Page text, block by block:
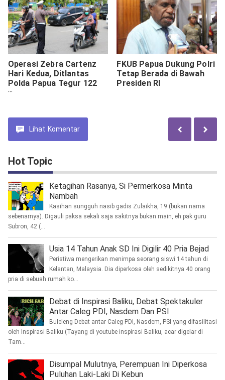
Operasi Zebra Cartenz
Hari Kedua, Ditlantas
Polda Papua Tegur 122
Pengendara
FKUB Papua Dukung Polri
Tetap Berada di Bawah
Presiden RI
Lihat Komentar
Hot Topic
Ketagihan Rasanya, Si Permerkosa Minta
Nambah
Kasihan sungguh nasib gadis Zulaikha, 19 (bukan nama
sebenarnya). Digauli paksa sekali saja sakitnya bukan main, eh pak guru
Subron, 42 (...
Usia 14 Tahun Anak SD Ini Digilir 40 Pria Bejad
Peristiwa mengerikan menimpa seorang siswi 14 tahun di
Kelantan, Malaysia. Dia diperkosa oleh sedikitnya 40 orang
pria di sebuah rumah ko...
Debat di Inspirasi Baliku, Debat Spektakuler
Antar Caleg PDI, Nasdem Dan PSI
Buleleng-Debat antar Caleg PDI, Nasdem, PSI yang difasilitasi
oleh Inspirasi Baliku (Tayang di youtube inspirasi Baliku, acar digelar di
Tam...
Disumpal Mulutnya, Perempuan Ini Diperkosa
Puluhan Laki-Laki Di Kebun